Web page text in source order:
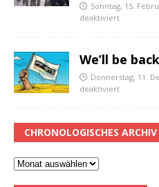
Sonntag, 15.
deaktiviert
We’ll be
Donnerstag, 11.
deaktiviert
CHRONOLOGISCHES ARCHIV